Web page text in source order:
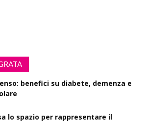
benefici su diabete, demenza e
lo spazio per rappresentare il